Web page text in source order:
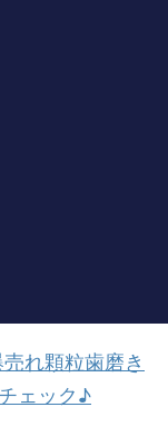
れ顆粒歯磨き
ェック♪